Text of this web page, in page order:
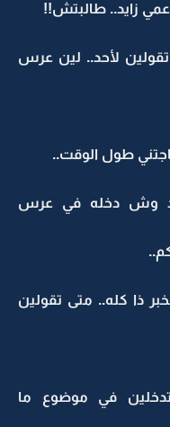
زايد.. طالبتش!!
تقولين لأحد.. لين عرس
طول الوقت..
وش دخله في عرس
ذا كله.. متى تقولين
في موضوع ما